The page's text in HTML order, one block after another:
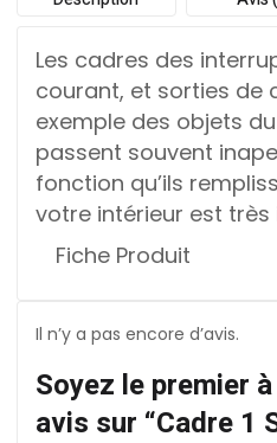
Les cadres des
courant, et sorties de
exemple des objets
passent souvent
fonction qu’ils
votre intérieur est
Fiche Produit
Il n’y a pas encore d’avis.
Soyez le premier
avis sur “Cadre 1